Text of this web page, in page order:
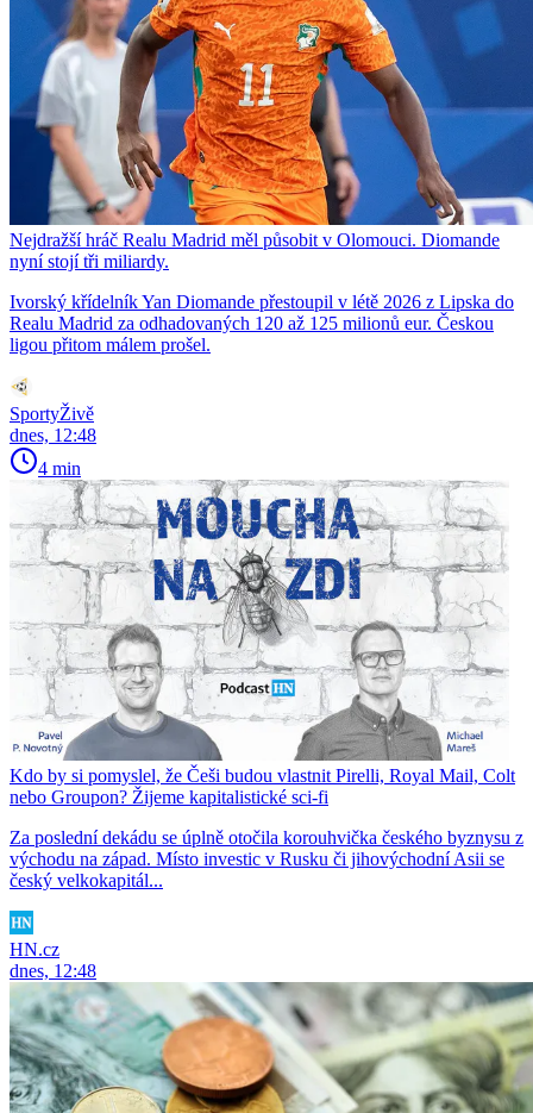
Nejdražší hráč Realu Madrid měl působit v Olomouci. Diomande
nyní stojí tři miliardy.
Ivorský křídelník Yan Diomande přestoupil v létě 2026 z Lipska do
Realu Madrid za odhadovaných 120 až 125 milionů eur. Českou
ligou přitom málem prošel.
SportyŽivě
dnes, 12:48
4 min
Kdo by si pomyslel, že Češi budou vlastnit Pirelli, Royal Mail, Colt
nebo Groupon? Žijeme kapitalistické sci-fi
Za poslední dekádu se úplně otočila korouhvička českého byznysu z
východu na západ. Místo investic v Rusku či jihovýchodní Asii se
český velkokapitál...
HN.cz
dnes, 12:48